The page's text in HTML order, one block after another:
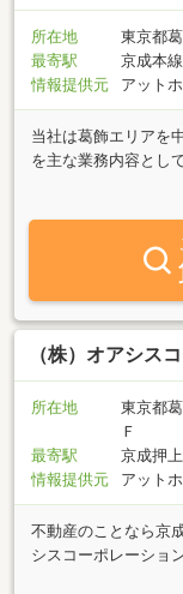
所在地
東京都
最寄駅
京成本
情報提供元
アット
当社は葛飾エリアを
を主な業務内容とし
しでも多くの方に当
くの物件をご紹介で
ます。お住まいをお
担当者がニーズに合
（株）オアシス
所在地
東京都
Ｆ
最寄駅
京成押
情報提供元
アット
不動産のことなら京
シスコーポレーショ
けすることをお約束